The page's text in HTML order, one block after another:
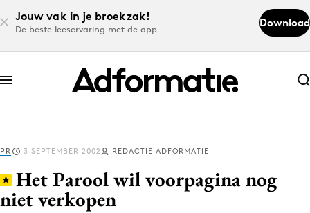
Jouw vak in je broekzak!
De beste leeservaring met de app
Download
Abonneer nu
Abonneer nu
Log in
PR 3 SEPTEMBER 2002 REDACTIE ADFORMATIE
Het Parool wil voorpagina nog
niet verkopen